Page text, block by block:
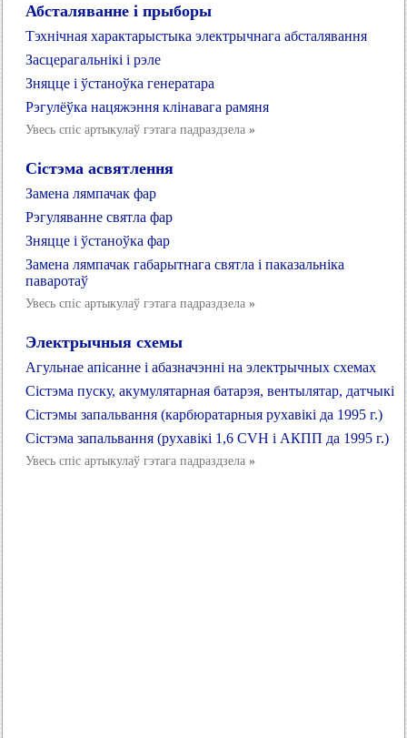
Абсталяванне і прыборы
Тэхнічная характарыстыка электрычнага абсталявання
Засцерагальнікі і рэле
Зняцце і ўстаноўка генератара
Рэгулёўка нацяжэння клінавага рамяня
Увесь спіс артыкулаў гэтага падраздзела »
Сістэма асвятлення
Замена лямпачак фар
Рэгуляванне святла фар
Зняцце і ўстаноўка фар
Замена лямпачак габарытнага святла і паказальніка
паваротаў
Увесь спіс артыкулаў гэтага падраздзела »
Электрычныя схемы
Агульнае апісанне і абазначэнні на электрычных схемах
Сістэма пуску, акумулятарная батарэя, вентылятар, датчыкі
Сістэмы запальвання (карбюратарныя рухавікі да 1995 г.)
Сістэма запальвання (рухавікі 1,6 CVH і АКПП да 1995 г.)
Увесь спіс артыкулаў гэтага падраздзела »